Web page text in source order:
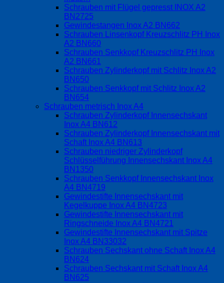
Schrauben mit Flügel gepresst INOX A2
BN2725
Gewindestangen Inox A2 BN662
Schrauben Linsenkopf Kreuzschlitz PH Inox
A2 BN660
Schrauben Senkkopf Kreuzschlitz PH Inox
A2 BN661
Schrauben Zylinderkopf mit Schlitz Inox A2
BN650
Schrauben Senkkopf mit Schlitz Inox A2
BN654
Schrauben metrisch Inox A4
Schrauben Zylinderkopf Innensechskant
Inox A4 BN612
Schrauben Zylinderkopf Innensechskant mit
Schaft Inox A4 BN613
Schrauben niedriger Zylinderkopf
Schlüsselführung Innensechskant Inox A4
BN1350
Schrauben Senkkopf Innensechskant Inox
A4 BN4719
Gewindestifte Innensechskant mit
Kegelkuppe Inox A4 BN4723
Gewindestifte Innensechskant mit
Ringschneide Inox A4 BN4721
Gewindestifte Innensechskant mit Spitze
Inox A4 BN33032
Schrauben Sechskant ohne Schaft Inox A4
BN624
Schrauben Sechskant mit Schaft Inox A4
BN625